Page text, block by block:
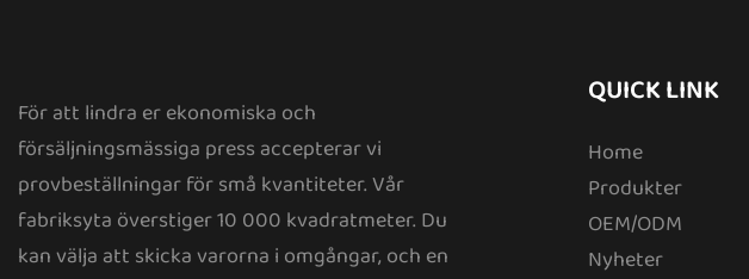
För att lindra er ekonomiska och
försäljningsmässiga press accepterar vi
provbeställningar för små kvantiteter. Vår
fabriksyta överstiger 10 000 kvadratmeter. Du
kan välja att skicka varorna i omgångar, och en
QUICK LINK
Home
Produkter
OEM/ODM
Nyheter